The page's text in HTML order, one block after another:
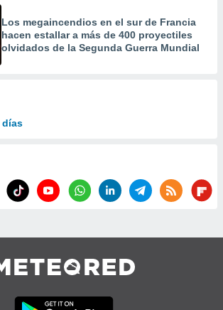
Los megaincendios en el sur de Francia
hacen estallar a más de 400 proyectiles
olvidados de la Segunda Guerra Mundial
días